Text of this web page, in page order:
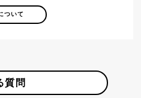
ついて
質問